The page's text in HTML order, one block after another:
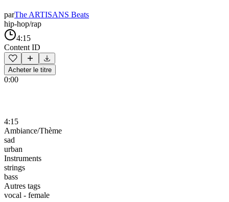
parThe ARTISANS Beats
hip-hop/rap
4:15
Content ID
Acheter le titre
0:00
4:15
Ambiance/Thème
sad
urban
Instruments
strings
bass
Autres tags
vocal - female